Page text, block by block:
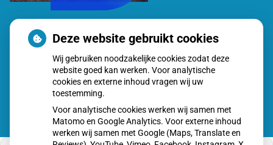
Uw
Zorg
Online
Deze website gebruikt cookies
Wij gebruiken noodzakelijke cookies zodat deze
website goed kan werken. Voor analytische
cookies en externe inhoud vragen wij uw
toestemming.
Voor analytische cookies werken wij samen met
Matomo en Google Analytics. Voor externe inhoud
werken wij samen met Google (Maps, Translate en